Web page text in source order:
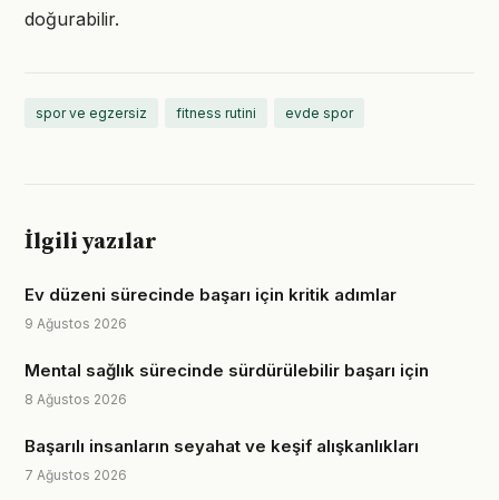
doğurabilir.
spor ve egzersiz fitness rutini evde spor
İlgili yazılar
Ev düzeni sürecinde başarı için kritik adımlar
9 Ağustos 2026
Mental sağlık sürecinde sürdürülebilir başarı için
8 Ağustos 2026
Başarılı insanların seyahat ve keşif alışkanlıkları
7 Ağustos 2026